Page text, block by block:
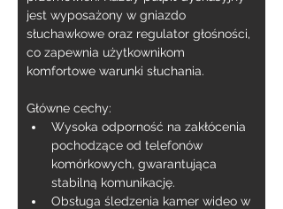
jest wyposażony w gniazdo
słuchawkowe oraz regulator głośności,
co zapewnia użytkownikom
komfortowe warunki słuchania.
Główne cechy:
Wysoka odporność na zakłócenia
pochodzące od telefonów
komórkowych, gwarantująca
stabilną komunikację.
Obsługa śledzenia kamer wideo w